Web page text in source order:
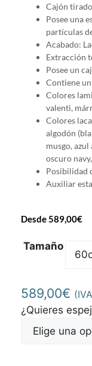
Cajón
Posee una
partículas
Acabado:
Extracción
Posee un
Contiene
Colores
valenti,
Colores
algodón
musgo,
oscuro
Posibilidad
Auxiliar
Desde589,00€
Tamaño
589,00€
¿Quieres